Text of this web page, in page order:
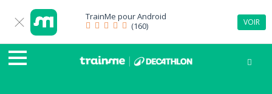
TrainMe pourAndroid
(160)
VOIR